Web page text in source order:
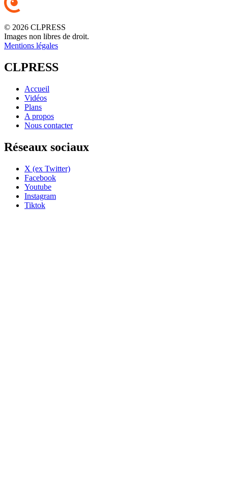
© 2026 CLPRESS
Images non libres de droit.
Mentions légales
CLPRESS
Accueil
Vidéos
Plans
A propos
Nous contacter
Réseaux sociaux
X (ex Twitter)
Facebook
Youtube
Instagram
Tiktok